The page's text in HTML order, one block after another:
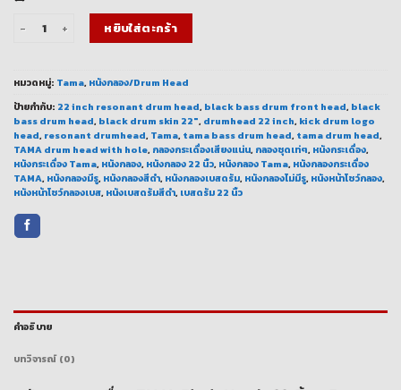
จำนวน หนังกลองกระเดื่อง TAMA Black Heads 22 นิ้ว เสียงแน่น ลุคดุดัน ชิ้น
หยิบใส่ตะกร้า
หมวดหมู่: Tama, หนังกลอง/Drum Head
ป้ายกำกับ: 22 inch resonant drum head, black bass drum front head, black
bass drum head, black drum skin 22", drumhead 22 inch, kick drum logo
head, resonant drumhead, Tama, tama bass drum head, tama drum head,
TAMA drum head with hole, กลองกระเดื่องเสียงแน่น, กลองชุดเท่ๆ, หนังกระเดื่อง,
หนังกระเดื่อง Tama, หนังกลอง, หนังกลอง 22 นิ้ว, หนังกลอง Tama, หนังกลองกระเดื่อง
TAMA, หนังกลองมีรู, หนังกลองสีดำ, หนังกลองเบสดรัม, หนังกลองไม่มีรู, หนังหน้าโชว์กลอง,
หนังหน้าโชว์กลองเบส, หนังเบสดรัมสีดำ, เบสดรัม 22 นิ้ว
คำอธิบาย
บทวิจารณ์ (0)